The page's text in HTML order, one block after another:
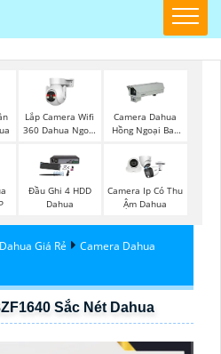
Lắp Camera Wifi
360 Dahua Ngoài
Camera Dahua
Hồng Ngoại Ban
Đầu Ghi 4 HDD
Dahua
Camera Ip Có Thu
Ậm Dahua
Giá Rẻ
Camera Dahua
Sắc Nét Dahua